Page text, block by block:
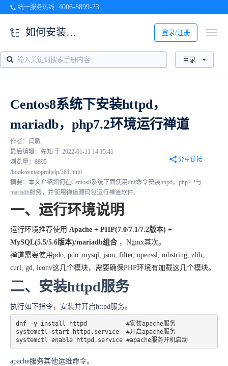
统一服务热线 4006-8899-23
登录/注册
如何安装升级
目录
Centos8系统下安装httpd，
mariadb，php7.2环境运行禅道
作者：闫敏
最后编辑：先知 于 2022-01-11 14:15:41
浏览量：8895
分享链接
/book/zentaoprohelp/361.html
摘要：本文介绍如何在Centos8系统下面使用dnf命令安装httpd，php7.2与
mariadb服务，并使用禅道源码包运行禅道软件。
一、运行环境说明
运行环境推荐使用 Apache + PHP(7.0/7.1/7.2版本) +
MySQL(5.5/5.6版本)/mariadb组合 ，Nginx其次。
禅道需要使用pdo, pdo_mysql, json, filter, openssl, mbstring, zlib,
curl, gd, iconv这几个模块，需要确保PHP环境有加载这几个模块。
二、安装httpd服务
执行如下指令，安装并开启httpd服务。
dnf -y install httpd           #安装apache服务
systemctl start httpd.service  #开启apache服务
systemctl enable httpd.service #apache服务开机启动
apache服务其他运维命令。